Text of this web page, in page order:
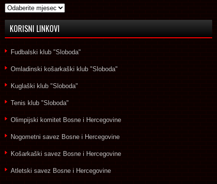
Arhive
KORISNI LINKOVI
Fudbalski klub "Sloboda"
Omladinski košarkaški klub "Sloboda"
Kuglaški klub "Sloboda"
Tenis klub "Sloboda"
Olimpijski komitet Bosne i Hercegovine
Nogometni savez Bosne i Hercegovine
Košarkaški savez Bosne i Hercegovine
Atletski savez Bosne i Hercegovine